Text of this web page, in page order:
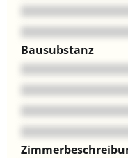
Bausubstanz